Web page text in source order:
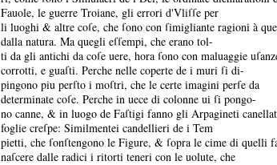
Fauole, le guerre Troiane, gli errori d'Vliſſe per
li luoghi & altre coſe, che ſono con ſimigliante ragioni à
dalla natura. Ma quegli eſſempi, che erano tol-
ti da gli antichi da coſe uere, hora ſono con maluaggie
corrotti, e guaſti. Perche nelle coperte de i muri ſi di-
pingono piu perſto i moſtri, che le certe imagini perſe da
determinate coſe. Perche in uece di colonne ui ſi pongo-
no canne, & in luogo de Faſtigi fanno gli Arpagineti
foglie creſpe: Similmentei candellieri de i Tem
pietti, che ſonſtengono le Figure, & ſopra le cime di quelli
naſcere dalle radici i ritorti teneri con le uolute, che